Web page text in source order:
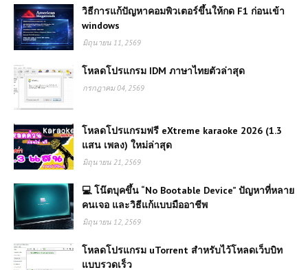
วิธีการแก้ปัญหาคอมพิวเตอร์ขึ้นให้กด F1 ก่อนเข้า
windows
มิถุนายน 11, 2569
โหลดโปรแกรม IDM ภาษาไทยตัวล่าสุด
กรกฎาคม 04, 2569
โหลดโปรแกรมฟรี eXtreme karaoke 2026 (1.3
แสน เพลง) ใหม่ล่าสุด
มิถุนายน 21, 2569
💻 โน๊ตบุคขึ้น “No Bootable Device” ปัญหาที่หลาย
คนเจอ และวิธีแก้แบบมืออาชีพ
มิถุนายน 12, 2569
โหลดโปรแกรม uTorrent สำหรับไว้โหลดเว็บบิท
แบบรวดเร็ว